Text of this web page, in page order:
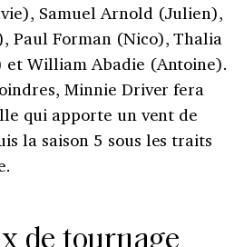
Samuel Arnold (Julien),
Paul Forman (Nico), Thalia
et William Abadie (Antoine).
Minnie Driver fera
qui apporte un vent de
la saison 5 sous les traits